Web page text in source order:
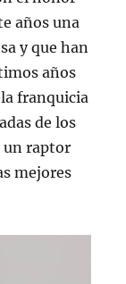
años una
y que han
años
la franquicia
de los
un raptor
mejores